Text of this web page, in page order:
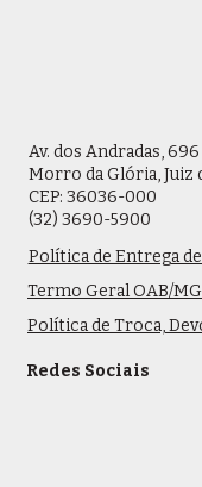
Av. dos Andradas, 696
Morro da Glória, Juiz
CEP: 36036-000
(32) 3690-5900
Política de Entrega
Termo Geral OAB/
Política de Troca,
Redes Sociais